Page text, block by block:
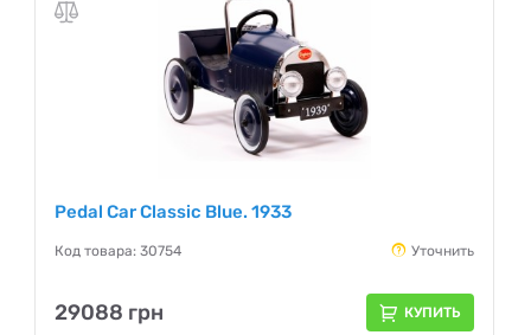
Pedal Car Classic Blue. 1933
Код товара: 30754 Уточнить
29088 грн КУПИТЬ